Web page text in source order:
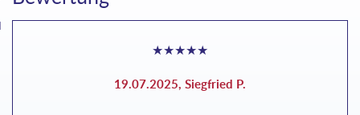
★★★★★
19.07.2025, Siegfried P.